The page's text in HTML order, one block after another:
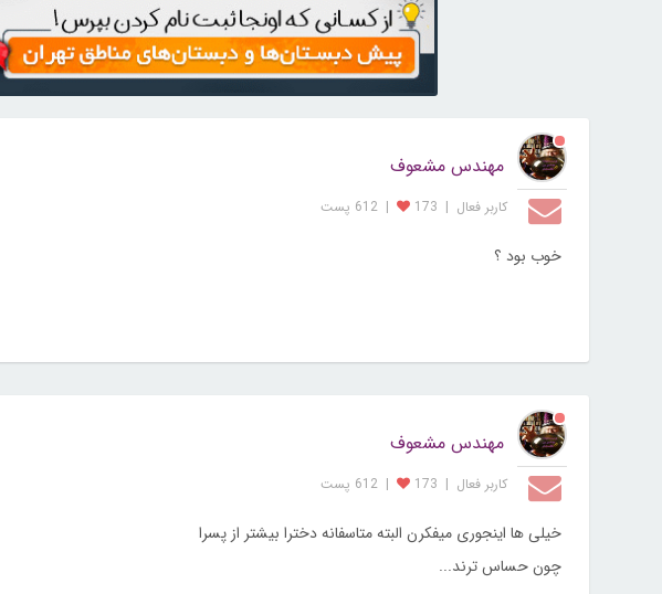
مهندس مشعوف
کاربر فعال |
173
| 612 پست
خوب بود ؟
مهندس مشعوف
کاربر فعال |
173
| 612 پست
خیلی ها اینجوری میفکرن البته متاسفانه دخترا بیشتر از پسرا
چون حساس ترند...